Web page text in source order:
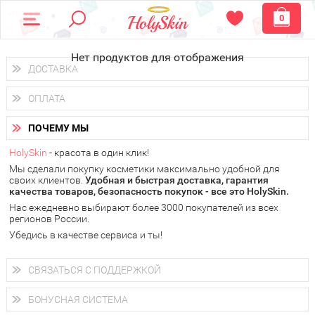
0
Нет продуктов для отображения
ДОСТАВКА
Доставка осуществляетсяпо всем городам России.
Вы можете выбрать доставку курьером, Почтой России или
получить заказ в пунктах выдачи PickPoint или пункте
самовывоза.
В 20 городах России доставка осуществляется ужена
следующий день.
у Вас всегда есть возможность получитьбесплатную
доставку от HolySkin.
подробнее об условиях доставки и оплаты в Вашем городе
ОПЛАТА
Вы можете оплатить свой заказ любым удобным способом:
наличными деньгами (
через интернет-банк (Альфа-банк, Сбербанк) и другими
электронными способами.
ПОЧЕМУ МЫ
HolySkin - красота в один клик!
Мы сделали покупку косметики максимально удобной для
своих клиентов. Удобная и быстрая доставка, гарантия
качества товаров, безопасность покупок - все это HolySkin.
Нас ежедневно выбирают более 3000 покупателей из всех
регионов России.
Убедись в качестве сервиса и ты!
СВЯЗАТЬСЯ С ПОДДЕРЖКОЙ
+7 (800) 707-24-55
Мы будем рады ответить на все Ваши вопросы по работе
магазина, проконсультировать по товарам, рассказать о
БОНУСНАЯ СИСТЕМА